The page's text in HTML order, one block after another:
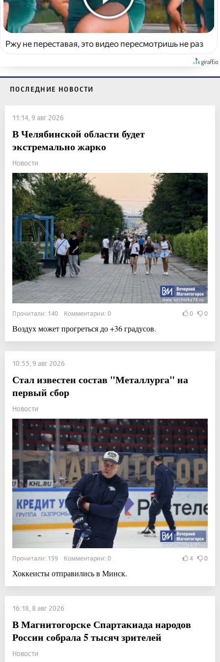
Ржу не переставая, это видео пересмотришь не раз
ПОСЛЕДНИЕ НОВОСТИ
11:14, 9 авг 2026
В Челябинской области будет
экстремально жарко
Новости
Прочитали: 140 Комментарии: 0 0 0
Воздух может прогреться до +36 градусов.
10:55, 9 авг 2026
Стал известен состав "Металлурга" на
первый сбор
Новости
Прочитали: 159 Комментарии: 0 4 0
Хоккеисты отправились в Минск.
16:18, 8 авг 2026
В Магнитогорске Спартакиада народов
России собрала 5 тысяч зрителей
Новости